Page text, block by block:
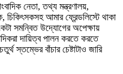
নেতা, তথ্য মন্ত্রণালয়,
চিকিৎসকসহ আমার ফ্রেন্ডলিস্টে থাকা
সমন্বিত উদ্যোগের অপেক্ষায়
দায়িত্ব পালন করতে করতে
স্তম্ভের বাঁচার চেষ্টাটাও জারি